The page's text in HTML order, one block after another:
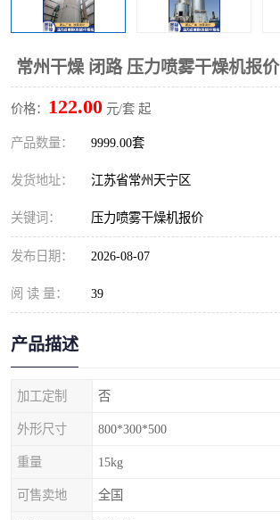
常州干燥 闭路 压力喷雾干燥机报价
价格： 122.00 元/套 起
产品数量： 9999.00套
发货地址： 江苏省常州天宁区
关键词： 压力喷雾干燥机报价
发布日期： 2026-08-07
阅 读 量： 39
产品描述
加工定制 否
外形尺寸 800*300*500
重量 15kg
可售卖地 全国